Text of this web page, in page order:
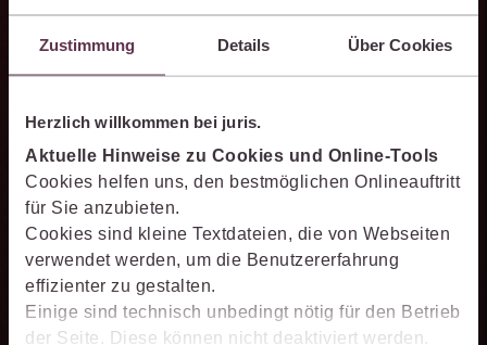
Zustimmung Details Über Cookies
Herzlich willkommen bei juris.
Aktuelle Hinweise zu Cookies und Online-Tools
Cookies helfen uns, den bestmöglichen Onlineauftritt
für Sie anzubieten.
Cookies sind kleine Textdateien, die von Webseiten
verwendet werden, um die Benutzererfahrung
effizienter zu gestalten.
Einige sind technisch unbedingt nötig für den Betrieb
der Seite. Diese können nicht deaktiviert werden.
Schneller analysieren
juristischer Fragestellungen. Sie hilft dabei, Sachverhalte
einzuordnen, Zusammenhänge zu erkennen und belastbare
Ansatzpunkte für die weitere Bearbeitung zu gewinnen. Dabei
können Sie sich auf die Quellenqualität und die Aktualität des
juris Datenraums verlassen.